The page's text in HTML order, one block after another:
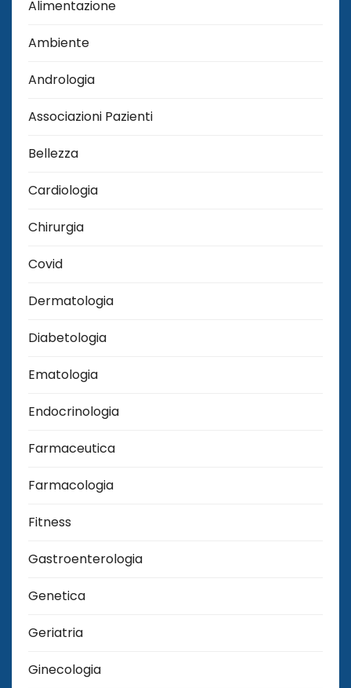
Alimentazione
Ambiente
Andrologia
Associazioni Pazienti
Bellezza
Cardiologia
Chirurgia
Covid
Dermatologia
Diabetologia
Ematologia
Endocrinologia
Farmaceutica
Farmacologia
Fitness
Gastroenterologia
Genetica
Geriatria
Ginecologia